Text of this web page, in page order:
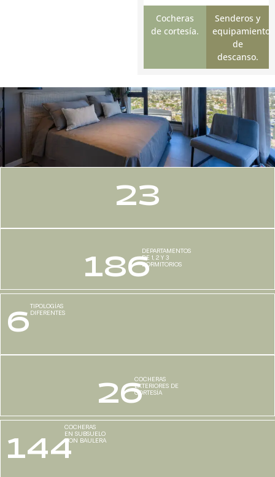
Cocheras
de cortesía.
Senderos y
equipamiento
de
descanso.
23
186DEPARTAMENTOS
DE 1, 2 Y 3
DORMITORIOS
6 TIPOLOGÍAS
DIFERENTES
26COCHERAS
EXTERIORES DE
CORTESÍA
144
COCHERAS
EN SUBSUELO
CON BAULERA